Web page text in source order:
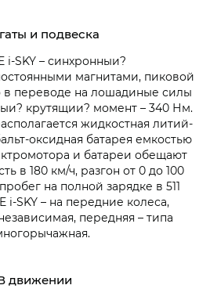
и подвеска
i‑SKY – синхронныи?
магнитами, пиковой
в переводе на лошадиные силы
крутящии? момент – 340 Нм.
жидкостная литий-
оксидная батарея емкостью
и батареи обещают
в 180 км/ч, разгон от 0 до 100
на полной зарядке в 511
i‑SKY – на передние колеса,
передняя – типа
движении